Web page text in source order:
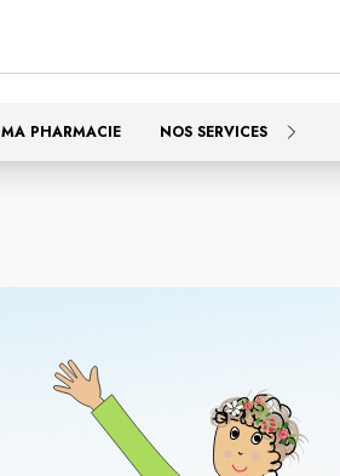
MA PHARMACIE NOS SERVICES